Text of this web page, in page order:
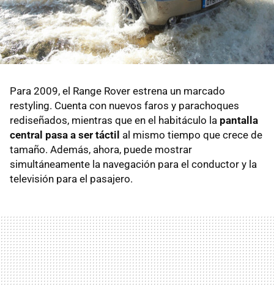
Para 2009, el Range Rover estrena un marcado
restyling. Cuenta con nuevos faros y parachoques
rediseñados, mientras que en el habitáculo la pantalla
central pasa a ser táctil al mismo tiempo que crece de
tamaño. Además, ahora, puede mostrar
simultáneamente la navegación para el conductor y la
televisión para el pasajero.